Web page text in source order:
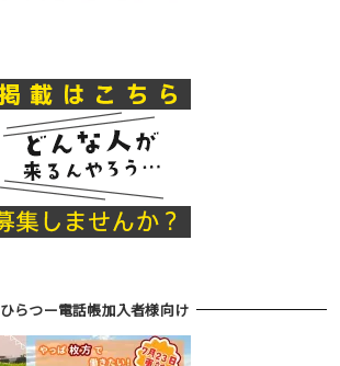
ひらつー電話帳加入者様向け